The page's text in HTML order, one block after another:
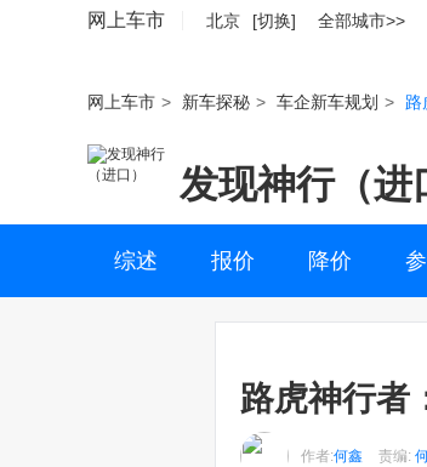
网上车市 北京 [切换] 全部城市>>
网上车市 > 新车探秘 > 车企新车规划 > 路
发现神行（进
综述 报价 降价
路虎神行者
作者:何鑫 责编: